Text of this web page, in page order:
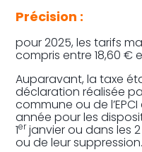
Précision :
pour 2025, les tarifs
compris entre 18,60 €
Auparavant, la taxe
déclaration réalisée
commune ou de
année pour les
1erjanvier ou dans les
ou de leur suppression.